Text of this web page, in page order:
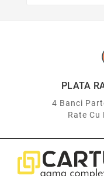
PLATA
4 Banci
Rate Cu